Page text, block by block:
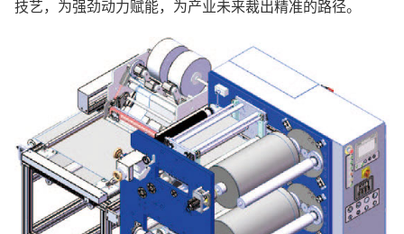
技艺，为强劲动力赋能，为产业未来裁出精准的路径。